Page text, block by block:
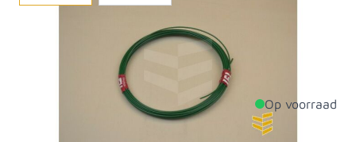
vastzetten van klimplanten en het begeleiden van
bonen langs bamboestokken.
Op voorraad